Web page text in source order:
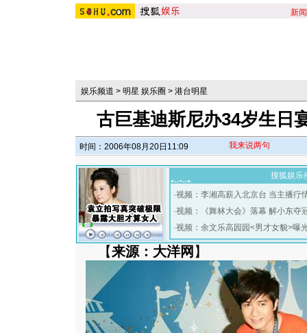
新闻
娱乐频道 > 明星 娱乐圈 > 港台明星
古巨基迪斯尼办34岁生日
时间：2006年08月20日11:09 我来说两句
搜狐娱乐
·视频：李湘高薪入北京台 当主播疗
·视频：《舞林大会》落幕 解小东夺
·视频：余文乐高园园<男才女貌>曝
【来源：大洋网 】